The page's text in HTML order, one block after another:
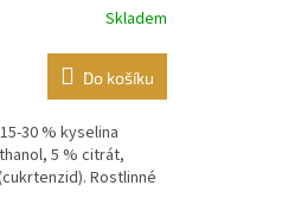
Skladem
Do košíku
30 % kyselina
5 % citrát,
Rostlinné